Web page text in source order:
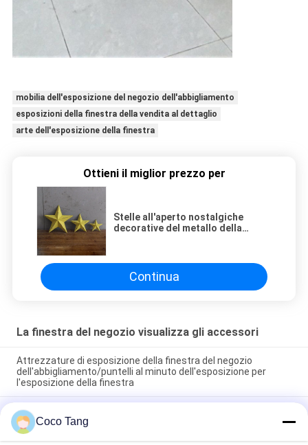
mobilia dell'esposizione del negozio dell'abbigliamento
esposizioni della finestra della vendita al dettaglio
arte dell'esposizione della finestra
Ottieni il miglior prezzo per
Stelle all'aperto nostalgiche
decorative del metallo della
Continua
La finestra del negozio visualizza gli accessori
Attrezzature di esposizione della finestra del negozio
dell'abbigliamento/puntelli al minuto dell'esposizione per
l'esposizione della finestra
Scultura della mobilia dell'esposizione del negozio
dell'abbigliamento di progettazione con superficie di
spruzzatura eccellente
Coco Tang